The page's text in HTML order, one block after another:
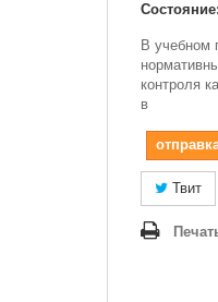
Состояние:
В учебном
контроля
в
Твит